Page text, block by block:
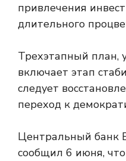
привлечения
длительного
Трехэтапный план,
включает этап
следует
переход к
Центральный банк
сообщил 6 июня,